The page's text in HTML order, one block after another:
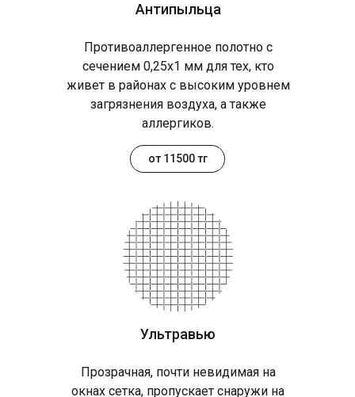
Антипыльца
Противоаллергенное полотно с
сечением 0,25х1 мм для тех, кто
живет в районах с высоким уровнем
загрязнения воздуха, а также
аллергиков.
Ультравью
Прозрачная, почти невидимая на
окнах сетка, пропускает снаружи на
от 11500 тг